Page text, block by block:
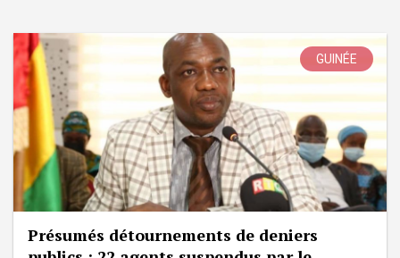
GUINÉE
Présumés détournements de deniers